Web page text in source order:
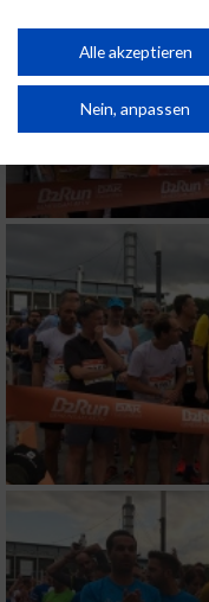
Performance von Inhalten.
Kombinationen von Daten
von Inhalten.
Daten können außerhalb der
Website/App.
Partnerliste anzeigen
Wir nutzen Ihre Daten für
IAB-Verarbeitungszwecke:
Speichern von oder
auf einem Endgerät
Verwendung
von Werbeanzeigen
Erstellung von
Werbung
Verwendung von
personalisierter
Alle akzeptieren
Nein, anpassen